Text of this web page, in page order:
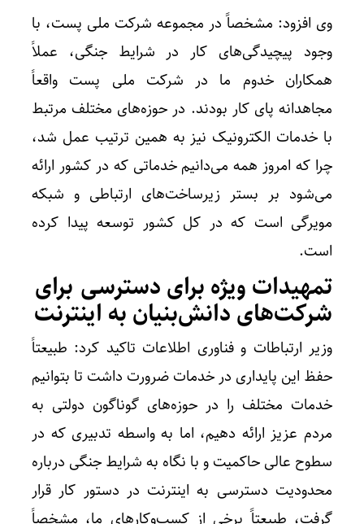
وی افزود: مشخصاً در مجموعه شرکت ملی پست، با
وجود پیچیدگی‌های کار در شرایط جنگی، عملاً
همکاران خدوم ما در شرکت ملی پست واقعاً
مجاهدانه پای کار بودند. در حوزه‌های مختلف مرتبط
با خدمات الکترونیک نیز به همین ترتیب عمل شد،
چرا که امروز همه می‌دانیم خدماتی که در کشور ارائه
می‌شود بر بستر زیرساخت‌های ارتباطی و شبکه
مویرگی است که در کل کشور توسعه پیدا کرده
است.
تمهیدات ویژه برای دسترسی برای
شرکت‌های دانش‌بنیان به اینترنت
وزیر ارتباطات و فناوری اطلاعات تاکید کرد: طبیعتاً
حفظ این پایداری در خدمات ضرورت داشت تا بتوانیم
خدمات مختلف را در حوزه‌های گوناگون دولتی به
مردم عزیز ارائه دهیم، اما به واسطه تدبیری که در
سطوح عالی حاکمیت و با نگاه به شرایط جنگی درباره
محدودیت دسترسی به اینترنت در دستور کار قرار
گرفت، طبیعتاً برخی از کسب‌وکارهای ما، مشخصاً